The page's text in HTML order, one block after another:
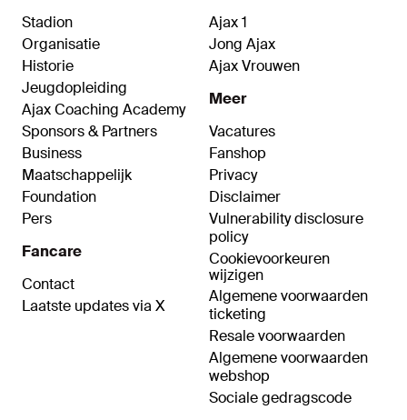
Stadion
Organisatie
Historie
Jeugdopleiding
Ajax Coaching Academy
Sponsors & Partners
Business
Maatschappelijk
Foundation
Pers
Fancare
Contact
Laatste updates via X
Ajax 1
Jong Ajax
Ajax Vrouwen
Meer
Vacatures
Fanshop
Privacy
Disclaimer
Vulnerability disclosure
policy
Cookievoorkeuren
wijzigen
Algemene voorwaarden
ticketing
Resale voorwaarden
Algemene voorwaarden
webshop
Sociale gedragscode